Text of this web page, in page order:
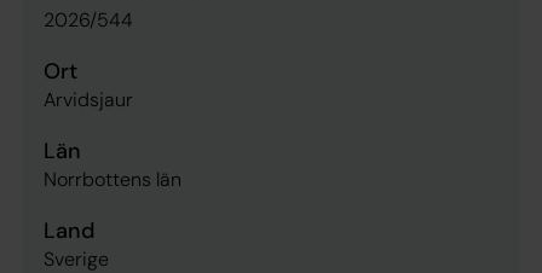
2026/544
Ort
Arvidsjaur
Län
Norrbottens län
Land
Sverige